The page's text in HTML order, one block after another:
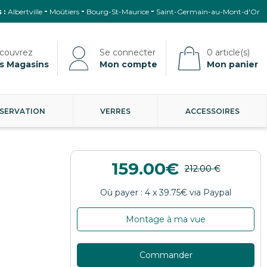
: Albertville Moûtiers Bourg-St-Maurice Saint-Germain-au-Mont-d'Or
Magasins Mon compte Mon panier
VERRES ACCESSOIRES
159.00
Montage à ma vue
Commander